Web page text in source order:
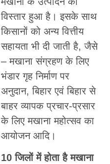
विस्तार हुआ है। इसके साथ
किसानों को अन्य वित्तीय
सहायता भी दी जाती है, जैसे
– मखाना संग्रहण के लिए
भंडार गृह निर्माण पर
अनुदान, बिहार एवं बिहार से
बाहर व्यापक प्रचार-प्रसार
के लिए मखाना महोत्सव का
आयोजन आदि।
10 जिलों में होता है मखाना